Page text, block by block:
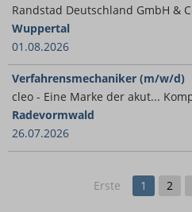
Randstad Deutschland GmbH &
Wuppertal
01.08.2026
Verfahrensmechaniker (m/w/d)
cleo - Eine Marke der akut...
Radevormwald
26.07.2026
Erste 1 2